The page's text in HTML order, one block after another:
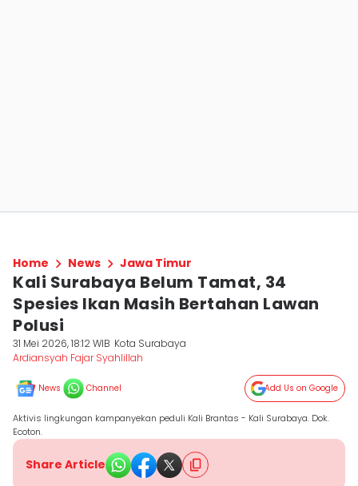
Home News Jawa Timur
Kali Surabaya Belum Tamat, 34
Spesies Ikan Masih Bertahan Lawan
Polusi
31 Mei 2026, 18:12 WIB Kota Surabaya
Ardiansyah Fajar Syahlillah
News Channel Add Us on Google
Aktivis lingkungan kampanyekan peduli Kali Brantas - Kali Surabaya. Dok.
Ecoton.
Share Article